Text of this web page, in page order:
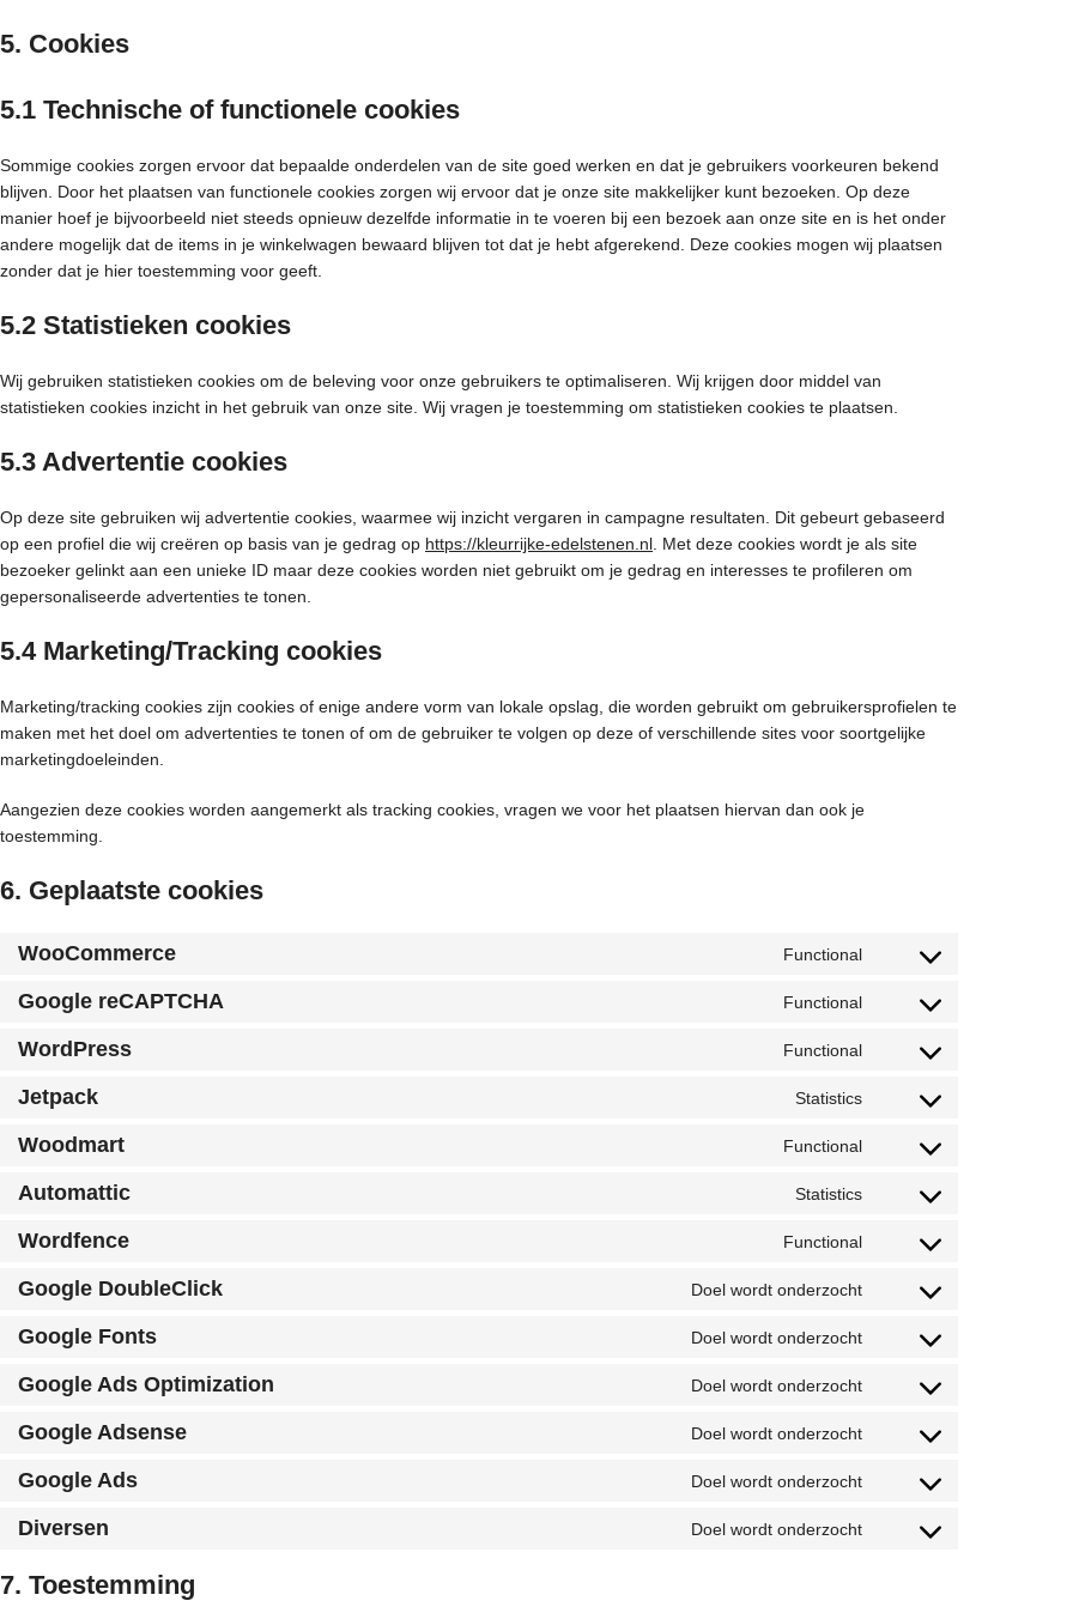
5. Cookies
5.1 Technische of functionele cookies
Sommige cookies zorgen ervoor dat bepaalde onderdelen van de site goed werken en dat je gebruikers voorkeuren bekend
blijven. Door het plaatsen van functionele cookies zorgen wij ervoor dat je onze site makkelijker kunt bezoeken. Op deze
manier hoef je bijvoorbeeld niet steeds opnieuw dezelfde informatie in te voeren bij een bezoek aan onze site en is het onder
andere mogelijk dat de items in je winkelwagen bewaard blijven tot dat je hebt afgerekend. Deze cookies mogen wij plaatsen
zonder dat je hier toestemming voor geeft.
5.2 Statistieken cookies
Wij gebruiken statistieken cookies om de beleving voor onze gebruikers te optimaliseren. Wij krijgen door middel van
statistieken cookies inzicht in het gebruik van onze site. Wij vragen je toestemming om statistieken cookies te plaatsen.
5.3 Advertentie cookies
Op deze site gebruiken wij advertentie cookies, waarmee wij inzicht vergaren in campagne resultaten. Dit gebeurt gebaseerd
op een profiel die wij creëren op basis van je gedrag op https://kleurrijke-edelstenen.nl . Met deze cookies wordt je als site
bezoeker gelinkt aan een unieke ID maar deze cookies worden niet gebruikt om je gedrag en interesses te profileren om
gepersonaliseerde advertenties te tonen.
5.4 Marketing/Tracking cookies
Marketing/tracking cookies zijn cookies of enige andere vorm van lokale opslag, die worden gebruikt om gebruikersprofielen te
maken met het doel om advertenties te tonen of om de gebruiker te volgen op deze of verschillende sites voor soortgelijke
marketingdoeleinden.
Aangezien deze cookies worden aangemerkt als tracking cookies, vragen we voor het plaatsen hiervan dan ook je
toestemming.
6. Geplaatste cookies
WooCommerce Functional
Google reCAPTCHA Functional
WordPress Functional
Jetpack Statistics
Woodmart Functional
Automattic Statistics
Wordfence Functional
Google DoubleClick Doel wordt onderzocht
Google Fonts Doel wordt onderzocht
Google Ads Optimization Doel wordt onderzocht
Google Adsense Doel wordt onderzocht
Google Ads Doel wordt onderzocht
Diversen Doel wordt onderzocht
7. Toestemming